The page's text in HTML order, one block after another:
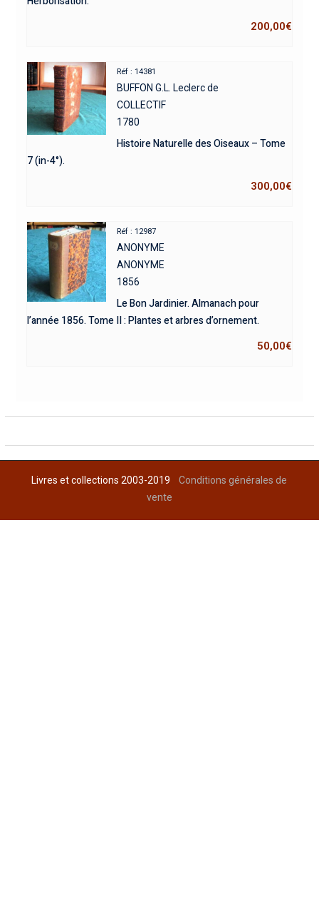
200,00€
Réf : 14381
BUFFON G.L. Leclerc de
COLLECTIF
1780
Histoire Naturelle des Oiseaux – Tome
7 (in-4°).
300,00€
Réf : 12987
ANONYME
ANONYME
1856
Le Bon Jardinier. Almanach pour
l’année 1856. Tome II : Plantes et arbres d’ornement.
50,00€
Livres et collections 2003-2019Conditions générales de
vente